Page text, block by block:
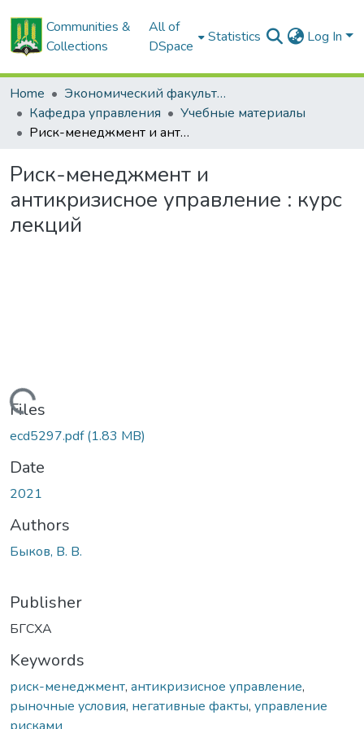
Communities &
Collections
All of
DSpace
Statistics Log In
Home
Экономический факультет
Кафедра управления
Учебные материалы
Риск-менеджмент и антикризисное управление : курс лекций
Риск-менеджмент и
антикризисное управление : курс
лекций
Loading...
Files
ecd5297.pdf(1.83 MB)
Date
2021
Authors
Быков, В. В.
Publisher
БГСХА
Keywords
риск-менеджмент, антикризисное управление,
рыночные условия, негативные факты, управление